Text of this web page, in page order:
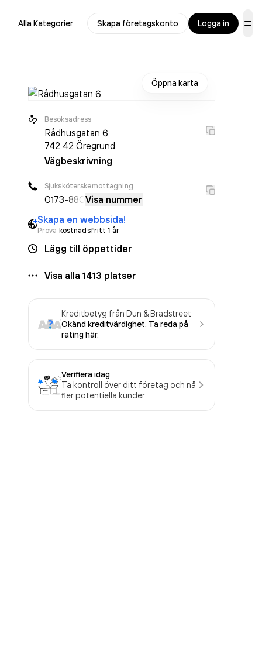
Alla Kategorier Skapa företagskonto Logga in
Öppna karta
Besöksadress
Rådhusgatan 6
742 42 Öregrund
Vägbeskrivning
Sjuksköterskemottagning
0173-880 Visa nummer
Skapa en webbsida!
Prova kostnadsfritt 1 år
Lägg till öppettider
Visa alla 1413 platser
Kreditbetyg från Dun & Bradstreet
Okänd kreditvärdighet. Ta reda på
rating här.
Verifiera idag
Ta kontroll över ditt företag och nå
fler potentiella kunder